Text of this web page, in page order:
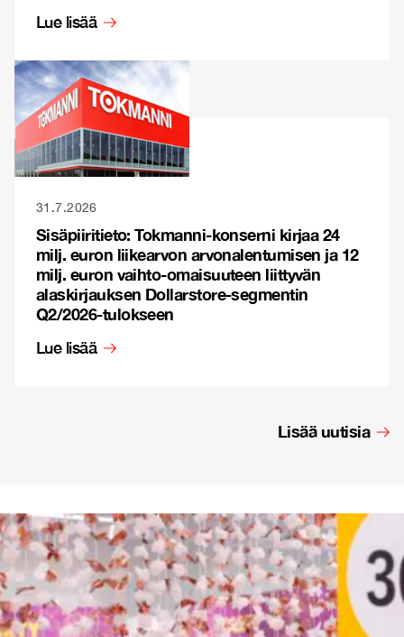
Lue lisää
31.7.2026
Sisäpiiritieto: Tokmanni-konserni kirjaa 24
milj. euron liikearvon arvonalentumisen ja 12
milj. euron vaihto-omaisuuteen liittyvän
alaskirjauksen Dollarstore-segmentin
Q2/2026-tulokseen
Lue lisää
Lisää uutisia